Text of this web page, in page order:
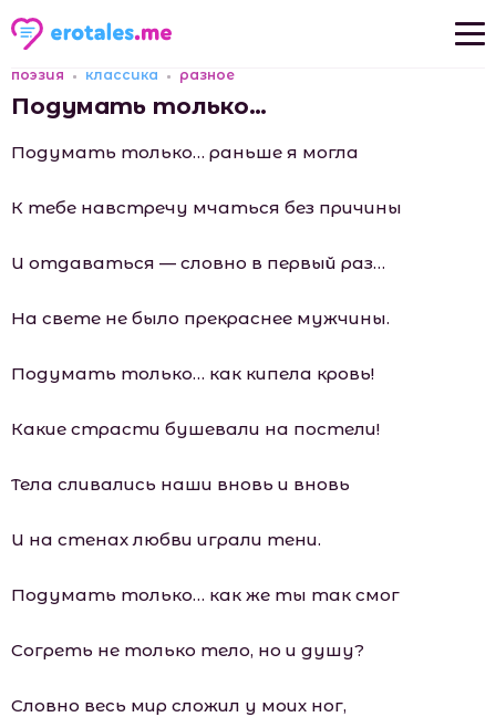
Новые рассказы
Популярные рассказы
поэзия классика разное
Подумать только…
Подумать только… раньше я могла
К тебе навстречу мчаться без причины
И отдаваться — словно в первый раз…
На свете не было прекраснее мужчины.
Подумать только… как кипела кровь!
Какие страсти бушевали на постели!
Тела сливались наши вновь и вновь
И на стенах любви играли тени.
Подумать только… как же ты так смог
Согреть не только тело, но и душу?
Словно весь мир сложил у моих ног,